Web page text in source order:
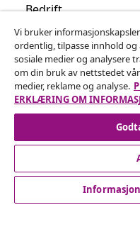
Bedrift
vidaXL
Oppdag mer
© 2008-2026 vidaXL
Vi bruker
ordentlig, tilpasse innhold
sosiale medier og analysere
om din bruk av nettstedet
medier, reklame og analyse.
ERKLÆRING OM